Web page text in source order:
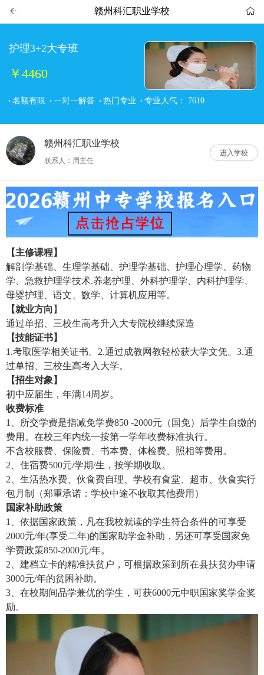
 赣州科汇职业学校 
护理3+2大专班
￥4460
名额有限 一对一解答 热门专业 专业人气： 7610
赣州科汇职业学校
联系人：周主任
进入学校
【主修课程】
解剖学基础、生理学基础、护理学基础、护理心理学、药物
学、急救护理学技术.养老护理、外科护理学、内科护理学、
母婴护理、语文、数学、计算机应用等。
【就业方向 】
通过单招、三校生高考升入大专院校继续深造
【技能证书】
1.考取医学相关证书。2.通过成教网教轻松获大学文凭。3.通
过单招、三校生高考入大学。
【招生对象】
初中应届生，年满14周岁。
收费标准
1、所交学费是指减免学费850 -2000元（国免）后学生自缴的
费用。在校三年内统一按第一学年收费标准执行。
不含校服费、保险费、书本费、体检费、照相等费用。
2、 住宿费500元/学期/生，按学期收取。
2、生活热水费、伙食费自理、学校有食堂、超市、伙食实行
包月制（郑重承诺：学校中途不收取其他费用）
国家补助政策
1、依据国家政策，凡在我校就读的学生符合条件的可享受
2000元/年(享受二年)的国家助学金补助，另还可享受国家免
学费政策850-2000元/年。
2、建档立卡的精准扶贫户，可根据政策到所在县扶贫办申请
3000元/年的贫困补助。
3、在校期间品学兼优的学生，可获6000元中职国家奖学金奖
励。